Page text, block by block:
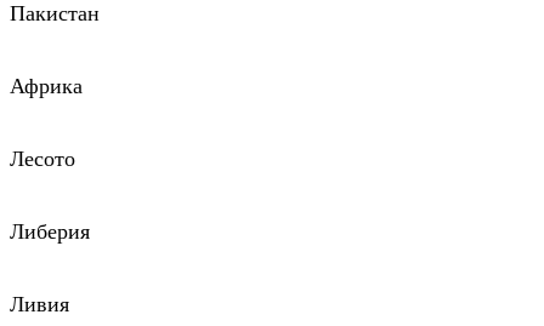
Пакистан
Африка
Лесото
Либерия
Ливия